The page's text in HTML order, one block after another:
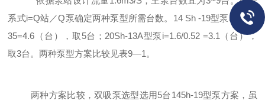
系式i=Q站／Q泵确定两种泵型所需台数。 14 Sh -19型泵i=1.6/0.
35=4.6 （台），取 5台； 20Sh-13A型泵i=1.6/0.52 =3.1
（台），
取3台。两种泵型方案比较见表9—1 。
两种方案比较，双吸泵选型选用5台145h-19型泵方案，虽